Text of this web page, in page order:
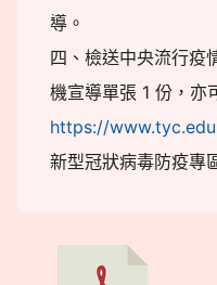
導。
四、檢送中央流行疫
機宣導單張 1 份，亦
https://
新型冠狀病毒防疫專